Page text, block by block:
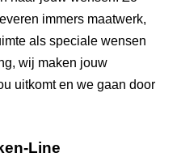
immers maatwerk,
als speciale wensen
wij maken jouw
uitkomt en we gaan door
Line